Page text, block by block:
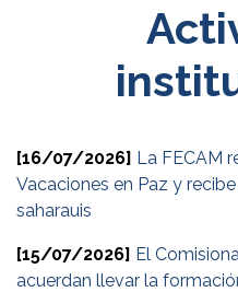
[16/07/2026] La FECAM
Vacaciones en Paz y
saharauis
[15/07/2026] El
acuerdan llevar la